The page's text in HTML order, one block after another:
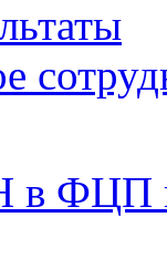
в ФЦП